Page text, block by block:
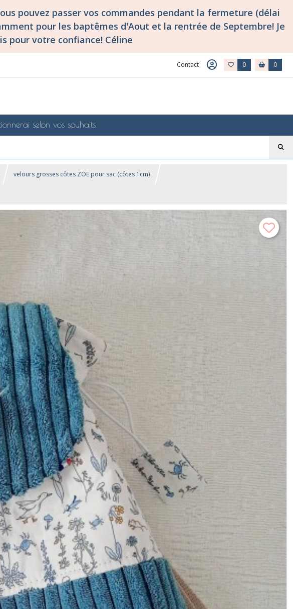
pouvez passer vos commandes pendant la fermeture (délai
pour les baptêmes d'Aout et la rentrée de Septembre! Je
pour votre confiance! Céline
Contact 0 0
selon vos souhaits
velours grosses côtes ZOE pour sac (côtes 1cm)